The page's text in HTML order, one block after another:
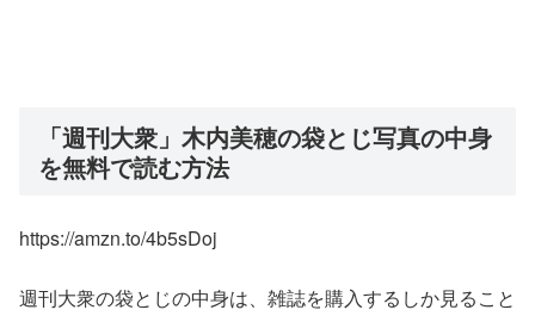
「週刊大衆」木内美穂の袋とじ写真の中身
を無料で読む方法
https://amzn.to/4b5sDoj
週刊大衆の袋とじの中身は、雑誌を購入するしか見ること